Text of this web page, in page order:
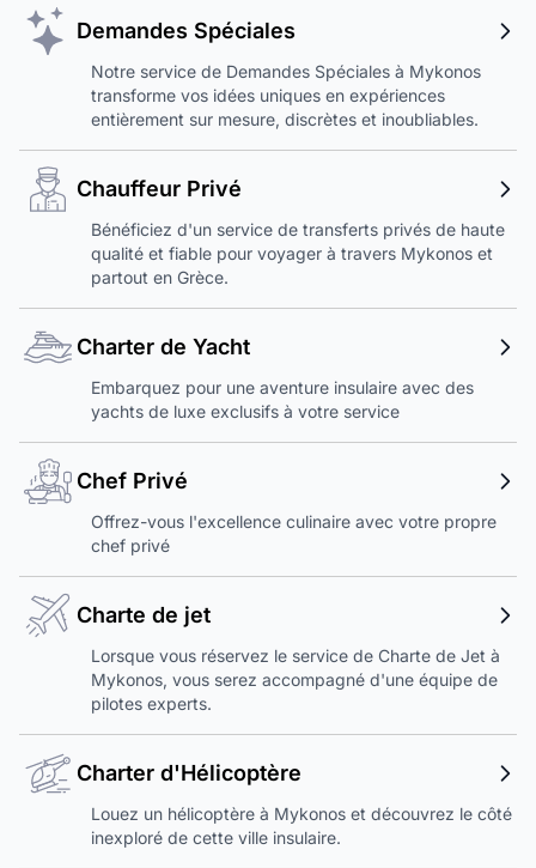
Demandes Spéciales
Notre service de Demandes Spéciales à Mykonos
transforme vos idées uniques en expériences
entièrement sur mesure, discrètes et inoubliables.
Chauffeur Privé
Bénéficiez d'un service de transferts privés de haute
qualité et fiable pour voyager à travers Mykonos et
partout en Grèce.
Charter de Yacht
Embarquez pour une aventure insulaire avec des
yachts de luxe exclusifs à votre service
Chef Privé
Offrez-vous l'excellence culinaire avec votre propre
chef privé
Charte de jet
Lorsque vous réservez le service de Charte de Jet à
Mykonos, vous serez accompagné d'une équipe de
pilotes experts.
Charter d'Hélicoptère
Louez un hélicoptère à Mykonos et découvrez le côté
inexploré de cette ville insulaire.